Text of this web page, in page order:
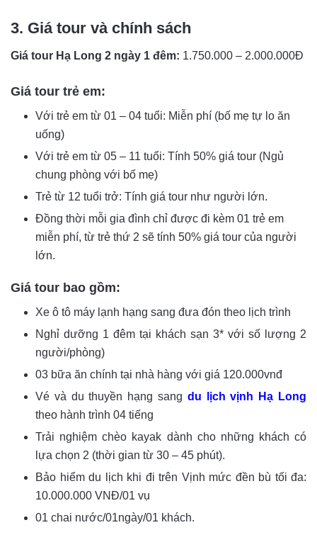
3. Giá tour và chính sách
Giá tour Hạ Long 2 ngày 1 đêm: 1.750.000 – 2.000.000Đ
Giá tour trẻ em:
Với trẻ em từ 01 – 04 tuổi: Miễn phí (bố mẹ tự lo ăn
uống)
Với trẻ em từ 05 – 11 tuổi: Tính 50% giá tour (Ngủ
chung phòng với bố mẹ)
Trẻ từ 12 tuổi trở: Tính giá tour như người lớn.
Đồng thời mỗi gia đình chỉ được đi kèm 01 trẻ em
miễn phí, từ trẻ thứ 2 sẽ tính 50% giá tour của người
lớn.
Giá tour bao gồm:
Xe ô tô máy lạnh hạng sang đưa đón theo lịch trình
Nghỉ dưỡng 1 đêm tại khách sạn 3* với số lượng 2
người/phòng)
03 bữa ăn chính tại nhà hàng với giá 120.000vnđ
Vé và du thuyền hạng sang du lịch vịnh Hạ Long
theo hành trình 04 tiếng
Trải nghiệm chèo kayak dành cho những khách có
lựa chọn 2 (thời gian từ 30 – 45 phút).
Bảo hiểm du lịch khi đi trên Vịnh mức đền bù tối đa:
10.000.000 VNĐ/01 vụ
01 chai nước/01ngày/01 khách.